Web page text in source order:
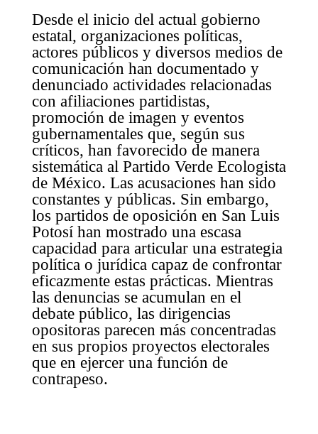
Desde el inicio del actual gobierno
estatal, organizaciones políticas,
actores públicos y diversos medios de
comunicación han documentado y
denunciado actividades relacionadas
con afiliaciones partidistas,
promoción de imagen y eventos
gubernamentales que, según sus
críticos, han favorecido de manera
sistemática al Partido Verde Ecologista
de México. Las acusaciones han sido
constantes y públicas. Sin embargo,
los partidos de oposición en San Luis
Potosí han mostrado una escasa
capacidad para articular una estrategia
política o jurídica capaz de confrontar
eficazmente estas prácticas. Mientras
las denuncias se acumulan en el
debate público, las dirigencias
opositoras parecen más concentradas
en sus propios proyectos electorales
que en ejercer una función de
contrapeso.